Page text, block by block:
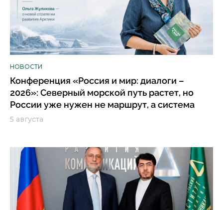
НОВОСТИ
Конференция «Россия и мир: диалоги –
2026»: Северный морской путь растет, но
России уже нужен не маршрут, а система
5 августа